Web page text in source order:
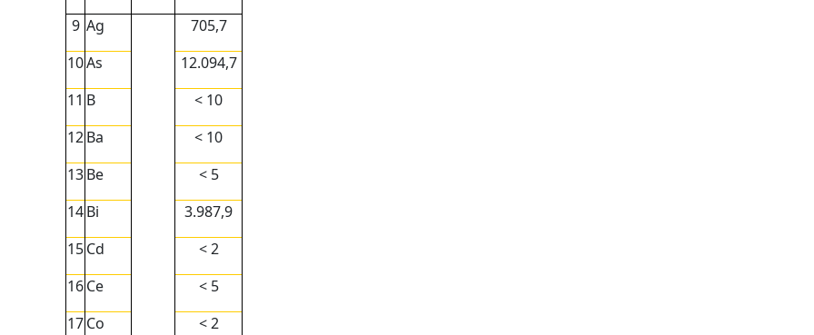
9 Ag
705,7
10As
12.094,7
11 B
< 10
12Ba
< 10
13Be
< 5
14Bi
3.987,9
15Cd
< 2
16Ce
< 5
17Co
< 2